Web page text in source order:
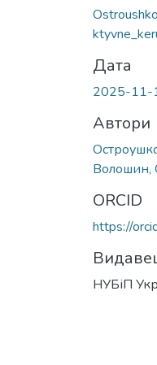
Дата
2025-11-
Автори
Волошин,
ORCID
https://
НУБіП